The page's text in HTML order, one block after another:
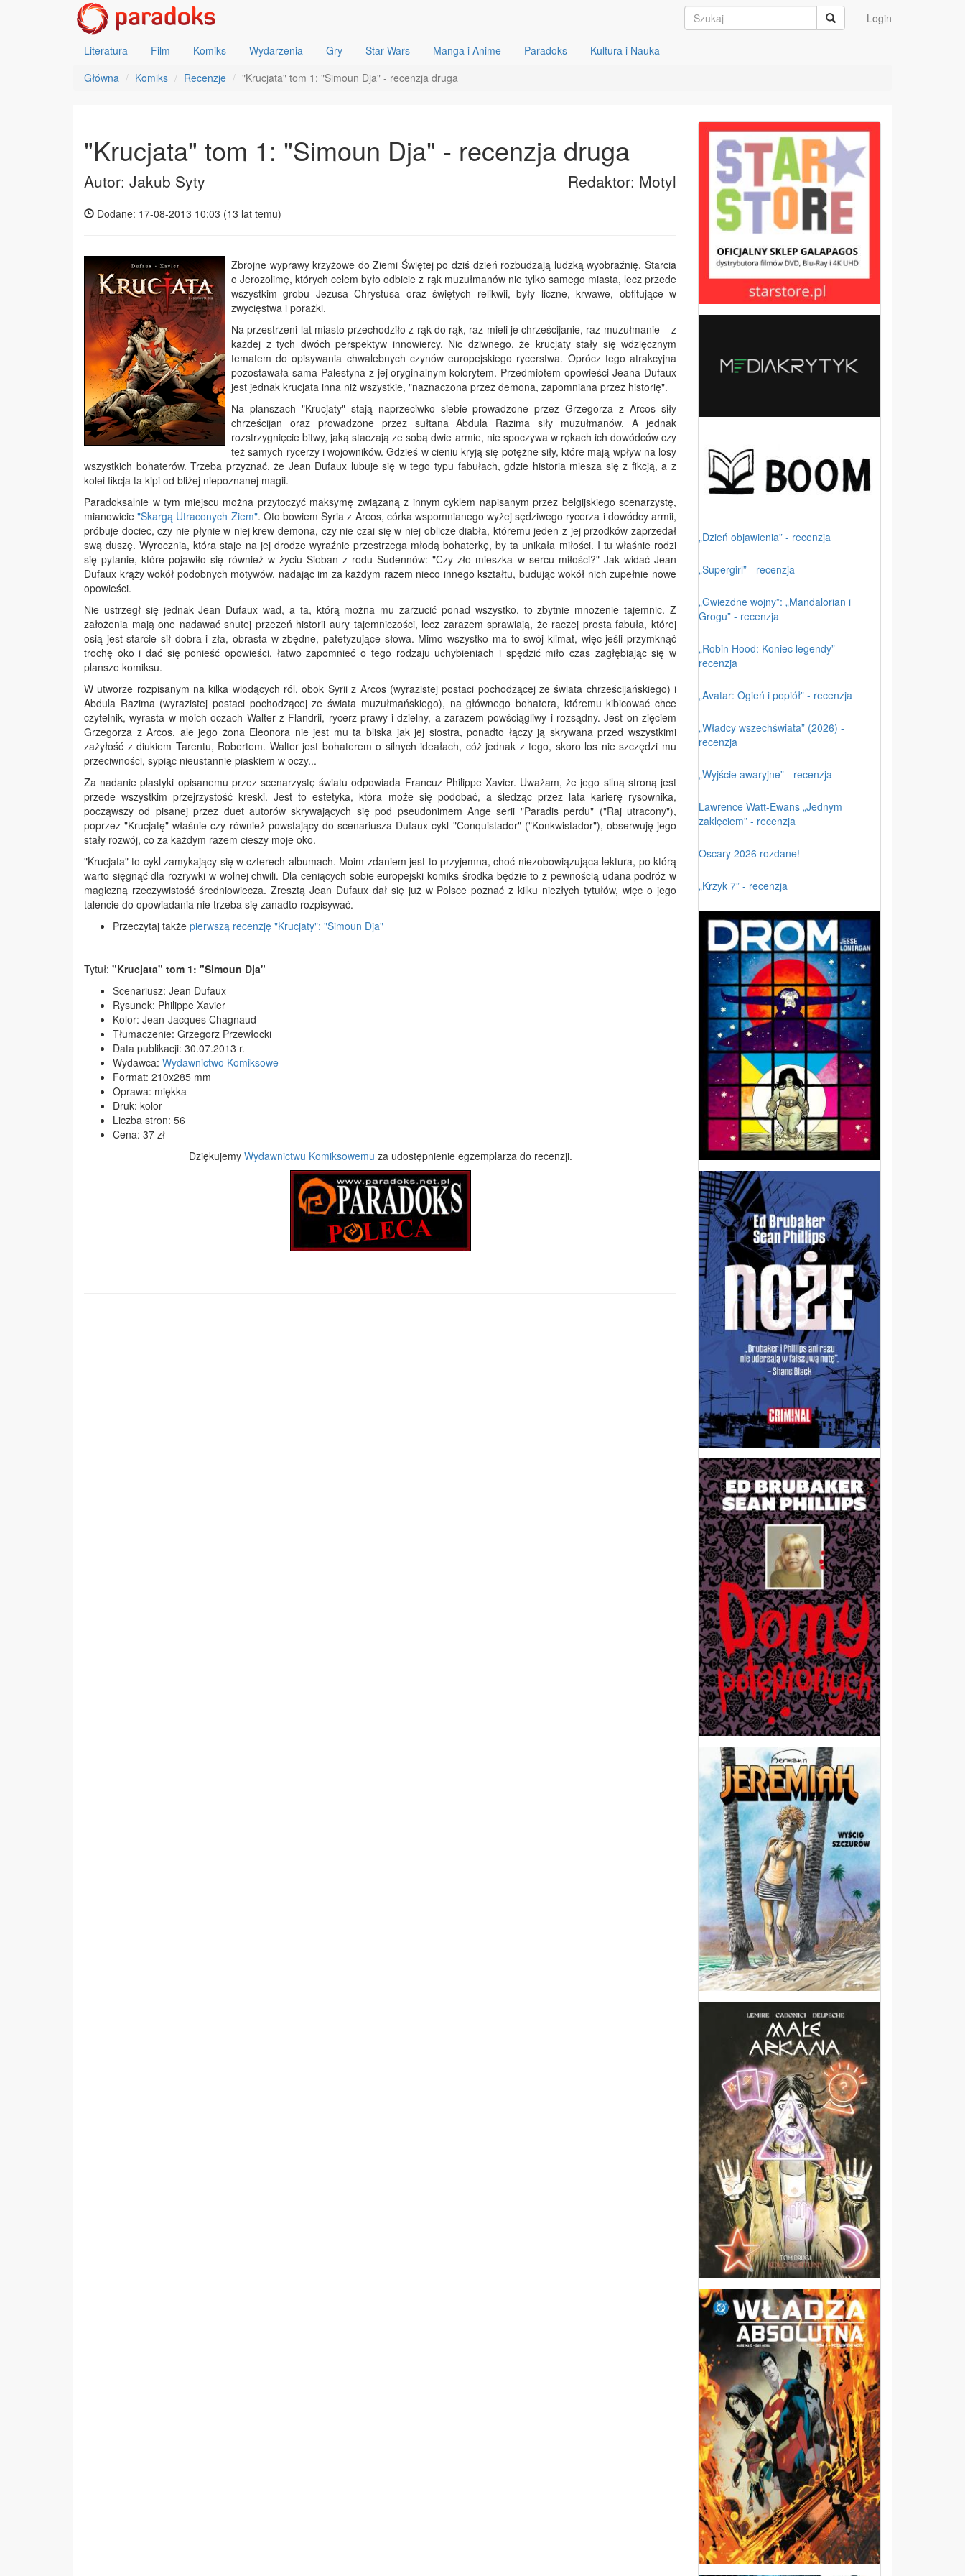
Login
Literatura Film Komiks Wydarzenia Gry Star Wars Manga i Anime Paradoks
Kultura i Nauka
Główna
Komiks Recenzje "Krucjata" tom 1: "Simoun Dja" - recenzja druga
"Krucjata" tom 1: "Simoun Dja" - recenzja druga
Autor: Jakub Syty Redaktor: Motyl
Dodane: 17-08-2013 10:03 (13 lat temu)
Zbrojne wyprawy krzyżowe do Ziemi Świętej po dziś dzień rozbudzają ludzką wyobraźnię. Starcia
o Jerozolimę, których celem było odbicie z rąk muzułmanów nie tylko samego miasta, lecz przede
wszystkim grobu Jezusa Chrystusa oraz świętych relikwii, były liczne, krwawe, obfitujące w
zwycięstwa i porażki.
Na przestrzeni lat miasto przechodziło z rąk do rąk, raz mieli je chrześcijanie, raz muzułmanie – z
każdej z tych dwóch perspektyw innowiercy. Nic dziwnego, że krucjaty stały się wdzięcznym
tematem do opisywania chwalebnych czynów europejskiego rycerstwa. Oprócz tego atrakcyjna
pozostawała sama Palestyna z jej oryginalnym kolorytem. Przedmiotem opowieści Jeana Dufaux
jest jednak krucjata inna niż wszystkie, "naznaczona przez demona, zapomniana przez historię".
Na planszach "Krucjaty" stają naprzeciwko siebie prowadzone przez Grzegorza z Arcos siły
chrześcijan oraz prowadzone przez sułtana Abdula Razima siły muzułmanów. A jednak
rozstrzygnięcie bitwy, jaką staczają ze sobą dwie armie, nie spoczywa w rękach ich dowódców czy
też samych rycerzy i wojowników. Gdzieś w cieniu kryją się potężne siły, które mają wpływ na losy
wszystkich bohaterów. Trzeba przyznać, że Jean Dufaux lubuje się w tego typu fabułach, gdzie historia miesza się z fikcją, a z
kolei fikcja ta kipi od bliżej niepoznanej magii.
Paradoksalnie w tym miejscu można przytoczyć maksymę związaną z innym cyklem napisanym przez belgijskiego scenarzystę,
mianowicie"Skargą Utraconych Ziem". Oto bowiem Syria z Arcos, córka wspomnianego wyżej sędziwego rycerza i dowódcy armii,
próbuje dociec, czy nie płynie w niej krew demona, czy nie czai się w niej oblicze diabła, któremu jeden z jej przodków zaprzedał
swą duszę. Wyrocznia, która staje na jej drodze wyraźnie przestrzega młodą bohaterkę, by ta unikała miłości. I tu właśnie rodzi
się pytanie, które pojawiło się również w życiu Sioban z rodu Sudennów: "Czy zło mieszka w sercu miłości?" Jak widać Jean
Dufaux krąży wokół podobnych motywów, nadając im za każdym razem nieco innego kształtu, budując wokół nich zupełnie nowe
opowieści.
Nie ustrzegł się jednak Jean Dufaux wad, a ta, którą można mu zarzucić ponad wszystko, to zbytnie mnożenie tajemnic. Z
założenia mają one nadawać snutej przezeń historii aury tajemniczości, lecz zarazem sprawiają, że raczej prosta fabuła, której
osią jest starcie sił dobra i zła, obrasta w zbędne, patetyzujące słowa. Mimo wszystko ma to swój klimat, więc jeśli przymknąć
trochę oko i dać się ponieść opowieści, łatwo zapomnieć o tego rodzaju uchybieniach i spędzić miło czas zagłębiając się w
plansze komiksu.
W utworze rozpisanym na kilka wiodących ról, obok Syrii z Arcos (wyrazistej postaci pochodzącej ze świata chrześcijańskiego) i
Abdula Razima (wyrazistej postaci pochodzącej ze świata muzułmańskiego), na głównego bohatera, któremu kibicować chce
czytelnik, wyrasta w moich oczach Walter z Flandrii, rycerz prawy i dzielny, a zarazem powściągliwy i rozsądny. Jest on zięciem
Grzegorza z Arcos, ale jego żona Eleonora nie jest mu ta bliska jak jej siostra, ponadto łączy ją skrywana przed wszystkimi
zażyłość z diukiem Tarentu, Robertem. Walter jest bohaterem o silnych ideałach, cóż jednak z tego, skoro los nie szczędzi mu
przeciwności, sypiąc nieustannie piaskiem w oczy...
Za nadanie plastyki opisanemu przez scenarzystę światu odpowiada Francuz Philippe Xavier. Uważam, że jego silną stroną jest
przede wszystkim przejrzystość kreski. Jest to estetyka, która może się podobać, a śledząc przez lata karierę rysownika,
począwszy od pisanej przez duet autorów skrywających się pod pseudonimem Ange serii "Paradis perdu" ("Raj utracony"),
poprzez "Krucjatę" właśnie czy również powstający do scenariusza Dufaux cykl "Conquistador" ("Konkwistador"), obserwuję jego
stały rozwój, co za każdym razem cieszy moje oko.
"Krucjata" to cykl zamykający się w czterech albumach. Moim zdaniem jest to przyjemna, choć niezobowiązująca lektura, po którą
warto sięgnąć dla rozrywki w wolnej chwili. Dla ceniących sobie europejski komiks środka będzie to z pewnością udana podróż w
magiczną rzeczywistość średniowiecza. Zresztą Jean Dufaux dał się już w Polsce poznać z kilku niezłych tytułów, więc o jego
talencie do opowiadania nie trzeba się zanadto rozpisywać.
Przeczytaj także pierwszą recenzję "Krucjaty": "Simoun Dja"
Tytuł: "Krucjata" tom 1: "Simoun Dja"
Scenariusz: Jean Dufaux
Rysunek: Philippe Xavier
Kolor: Jean-Jacques Chagnaud
Tłumaczenie: Grzegorz Przewłocki
Data publikacji: 30.07.2013 r.
Wydawca: Wydawnictwo Komiksowe
Format: 210x285 mm
Oprawa: miękka
Druk: kolor
Liczba stron: 56
Cena: 37 zł
Dziękujemy Wydawnictwu Komiksowemu za udostępnienie egzemplarza do recenzji.
„Dzień objawienia” - recenzja
„Supergirl” - recenzja
„Gwiezdne wojny”: „Mandalorian i
Grogu” - recenzja
„Robin Hood: Koniec legendy” -
recenzja
„Avatar: Ogień i popiół” - recenzja
„Władcy wszechświata” (2026) -
recenzja
„Wyjście awaryjne” - recenzja
Lawrence Watt-Ewans „Jednym
zaklęciem” - recenzja
Oscary 2026 rozdane!
„Krzyk 7” - recenzja